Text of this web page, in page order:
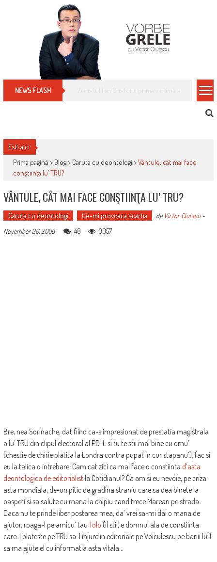
NEWS FLASH Cum îți schimbi, rapid, gratuit și eficient,
Esti aici:
Prima pagină > Blog> Caruta cu deontologi >Vântule, cât mai face
conştiinţa lu’ TRU?
VÂNTULE, CÂT MAI FACE CONŞTIINŢA LU’ TRU?
Caruta cu deontologi Ce-mi provoaca scarba de Victor Ciutacu-
November 20, 2008
48 3057
Bre, nea Sorinache, dat fiind ca-s impresionat de prestatia magistrala
a lu’ TRU din clipul electoral al PD-L si tu te stii mai bine cu omu’
(chestie de chirie platita la Londra contra pupat in cur stapanu’), fac si
eu la talica o intrebare. Cam cat zici ca mai face o constiinta d’asta
deontologica de editorialistla Cotidianul? Ca am si eu nevoie, pe criza
asta mondiala, de-un pitic de gradina straniu care sa dea binete la
oaspeti si sa salute cu mana la chipiu cand trece Marean pe strada.
Daca nu te prinde liber postarea mea, da’ vrei sa-mi dai o mana de
ajutor, roaga-l pe amicu’ tauTolo (il stii, e domnu’ ala de constiinta
care-l plateste pe TRU sa-l injure in editoriale pe Voiculescu pe banii lui)
sa ma ajute el cu informatia asta vitala…